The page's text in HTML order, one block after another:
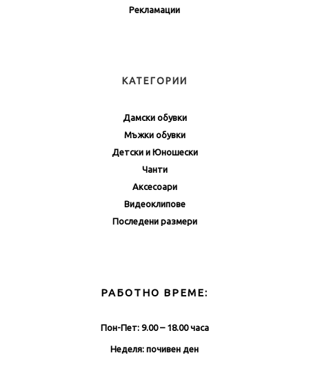
Рекламации
КАТЕГОРИИ
Дамски обувки
Мъжки обувки
Детски и Юношески
Чанти
Аксесоари
Видеоклипове
Последени размери
РАБОТНО ВРЕМЕ:
Пон-Пет: 9.00 – 18.00 часа
Неделя: почивен ден